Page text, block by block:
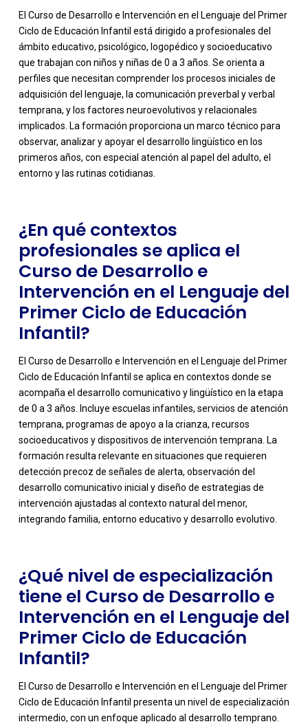
El Curso de Desarrollo e Intervención en el Lenguaje del Primer
Ciclo de Educación Infantil está dirigido a profesionales del
ámbito educativo, psicológico, logopédico y socioeducativo
que trabajan con niños y niñas de 0 a 3 años. Se orienta a
perfiles que necesitan comprender los procesos iniciales de
adquisición del lenguaje, la comunicación preverbal y verbal
temprana, y los factores neuroevolutivos y relacionales
implicados. La formación proporciona un marco técnico para
observar, analizar y apoyar el desarrollo lingüístico en los
primeros años, con especial atención al papel del adulto, el
entorno y las rutinas cotidianas.
-
¿En qué contextos
profesionales se aplica el
Curso de Desarrollo e
Intervención en el Lenguaje del
Primer Ciclo de Educación
Infantil?
El Curso de Desarrollo e Intervención en el Lenguaje del Primer
Ciclo de Educación Infantil se aplica en contextos donde se
acompaña el desarrollo comunicativo y lingüístico en la etapa
de 0 a 3 años. Incluye escuelas infantiles, servicios de atención
temprana, programas de apoyo a la crianza, recursos
socioeducativos y dispositivos de intervención temprana. La
formación resulta relevante en situaciones que requieren
detección precoz de señales de alerta, observación del
desarrollo comunicativo inicial y diseño de estrategias de
intervención ajustadas al contexto natural del menor,
integrando familia, entorno educativo y desarrollo evolutivo.
-
¿Qué nivel de especialización
tiene el Curso de Desarrollo e
Intervención en el Lenguaje del
Primer Ciclo de Educación
Infantil?
El Curso de Desarrollo e Intervención en el Lenguaje del Primer
Ciclo de Educación Infantil presenta un nivel de especialización
intermedio, con un enfoque aplicado al desarrollo temprano.